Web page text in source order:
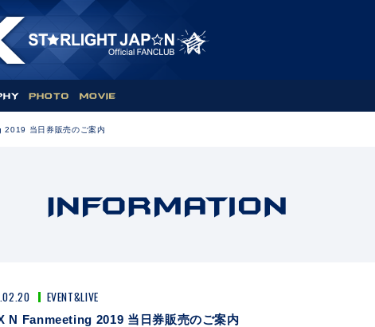
当日券販売のご案内
EVENT&LIVE
N Fanmeeting 2019 当日券販売のご案内